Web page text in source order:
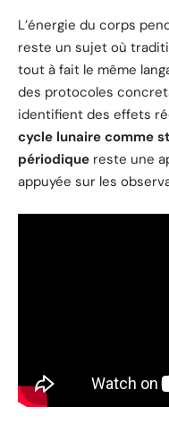
L’énergie du corps
reste un sujet où
tout à fait le même
des protocoles
identifient des effets
cycle lunaire comme
périodique reste une
appuyée sur les